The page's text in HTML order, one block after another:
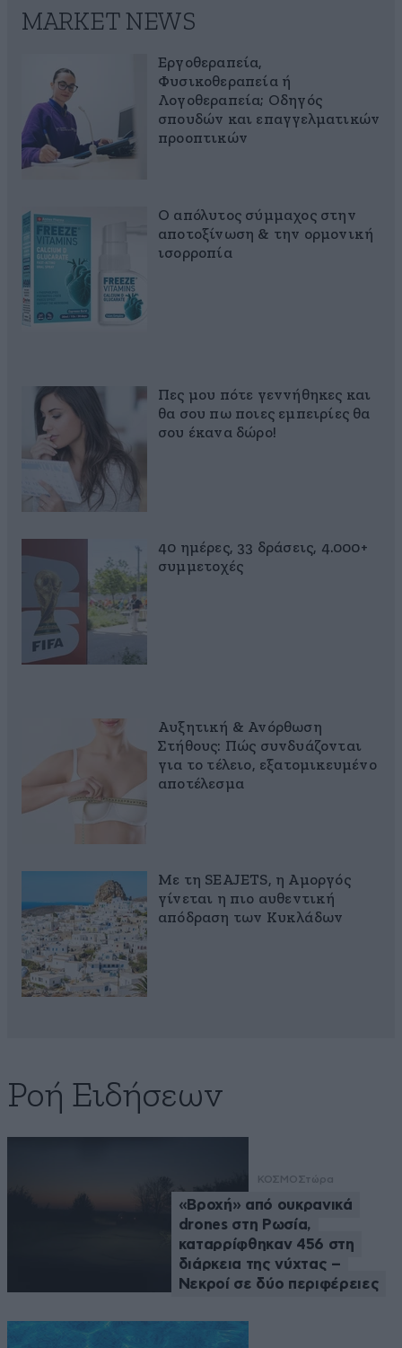
MARKET NEWS
Εργοθεραπεία,
Φυσικοθεραπεία ή
Λογοθεραπεία; Οδηγός
σπουδών και επαγγελματικών
προοπτικών
Ο απόλυτος σύμμαχος στην
αποτοξίνωση & την ορμονική
ισορροπία
Πες μου πότε γεννήθηκες και
θα σου πω ποιες εμπειρίες θα
σου έκανα δώρο!
40 ημέρες, 33 δράσεις, 4.000+
συμμετοχές
Αυξητική & Ανόρθωση
Στήθους: Πώς συνδυάζονται
για το τέλειο, εξατομικευμένο
αποτέλεσμα
Με τη SEAJETS, η Αμοργός
γίνεται η πιο αυθεντική
απόδραση των Κυκλάδων
Ροή Ειδήσεων
ΚΟΣΜΟΣτώρα
«Βροχή» από ουκρανικά
drones στη Ρωσία,
καταρρίφθηκαν 456 στη
διάρκεια της νύχτας –
Νεκροί σε δύο περιφέρειες